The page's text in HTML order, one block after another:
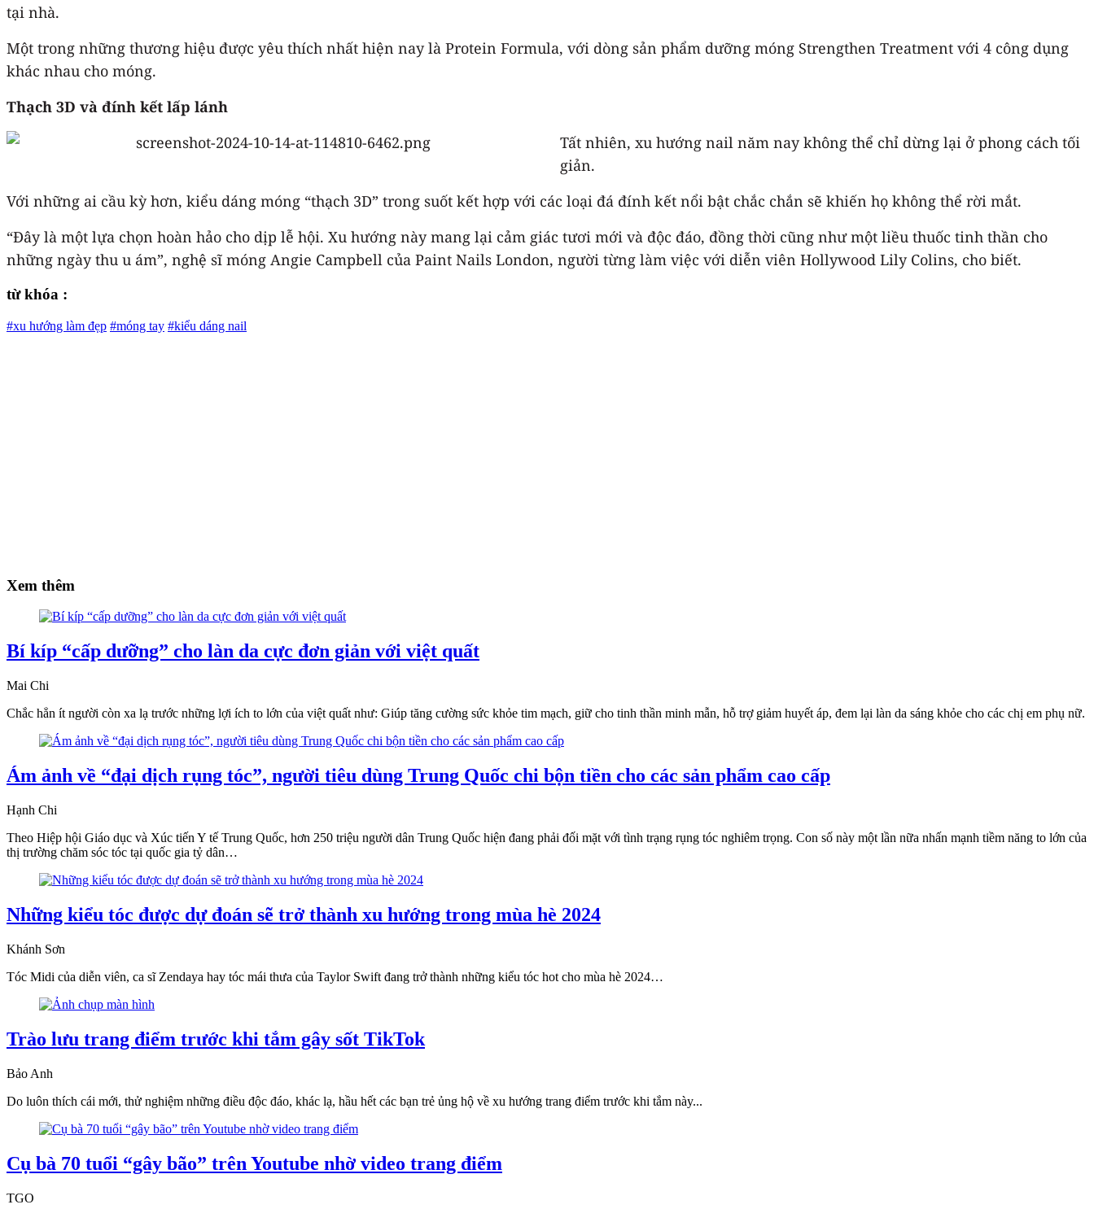
tại nhà.
Một trong những thương hiệu được yêu thích nhất hiện nay là Protein Formula, với dòng sản phẩm dưỡng móng Strengthen Treatment với 4 công dụng
khác nhau cho móng.
Thạch 3D và đính kết lấp lánh
Tất nhiên, xu hướng nail năm nay không thể chỉ dừng lại ở phong cách tối
giản.
Với những ai cầu kỳ hơn, kiểu dáng móng “thạch 3D” trong suốt kết hợp với các loại đá đính kết nổi bật chắc chắn sẽ khiến họ không thể rời mắt.
“Đây là một lựa chọn hoàn hảo cho dịp lễ hội. Xu hướng này mang lại cảm giác tươi mới và độc đáo, đồng thời cũng như một liều thuốc tinh thần cho
những ngày thu u ám”, nghệ sĩ móng Angie Campbell của Paint Nails London, người từng làm việc với diễn viên Hollywood Lily Colins, cho biết.
từ khóa :
#xu hướng làm đẹp #móng tay #kiểu dáng nail
Xem thêm
Bí kíp “cấp dưỡng” cho làn da cực đơn giản với việt quất
Mai Chi
Chắc hẳn ít người còn xa lạ trước những lợi ích to lớn của việt quất như: Giúp tăng cường sức khỏe tim mạch, giữ cho tinh thần minh mẫn, hỗ trợ giảm huyết áp, đem lại làn da sáng khỏe cho các chị em phụ nữ.
Ám ảnh về “đại dịch rụng tóc”, người tiêu dùng Trung Quốc chi bộn tiền cho các sản phẩm cao cấp
Hạnh Chi
Theo Hiệp hội Giáo dục và Xúc tiến Y tế Trung Quốc, hơn 250 triệu người dân Trung Quốc hiện đang phải đối mặt với tình trạng rụng tóc nghiêm trọng. Con số này một lần nữa nhấn mạnh tiềm năng to lớn của
thị trường chăm sóc tóc tại quốc gia tỷ dân…
Những kiểu tóc được dự đoán sẽ trở thành xu hướng trong mùa hè 2024
Khánh Sơn
Tóc Midi của diễn viên, ca sĩ Zendaya hay tóc mái thưa của Taylor Swift đang trở thành những kiểu tóc hot cho mùa hè 2024…
Trào lưu trang điểm trước khi tắm gây sốt TikTok
Bảo Anh
Do luôn thích cái mới, thử nghiệm những điều độc đáo, khác lạ, hầu hết các bạn trẻ ủng hộ về xu hướng trang điểm trước khi tắm này...
Cụ bà 70 tuổi “gây bão” trên Youtube nhờ video trang điểm
TGO